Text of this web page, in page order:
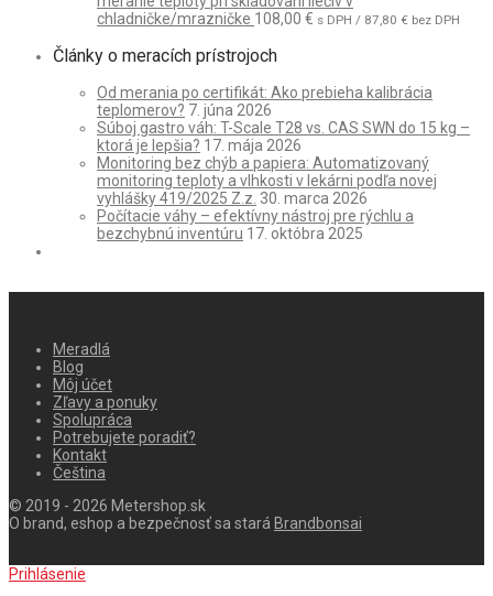
chladničke/mrazničke 108,00 € s DPH / 87,80 € bez DPH
Články o meracích prístrojoch
Od merania po certifikát: Ako prebieha kalibrácia
teplomerov? 7. júna 2026
Súboj gastro váh: T-Scale T28 vs. CAS SWN do 15 kg –
ktorá je lepšia? 17. mája 2026
Monitoring bez chýb a papiera: Automatizovaný
monitoring teploty a vlhkosti v lekárni podľa novej
vyhlášky 419/2025 Z.z. 30. marca 2026
Počítacie váhy – efektívny nástroj pre rýchlu a
bezchybnú inventúru 17. októbra 2025
Meradlá
Blog
Môj účet
Zľavy a ponuky
Spolupráca
Potrebujete poradiť?
Kontakt
Čeština
© 2019 - 2026 Metershop.sk
O brand, eshop a bezpečnosť sa stará Brandbonsai
Prihlásenie